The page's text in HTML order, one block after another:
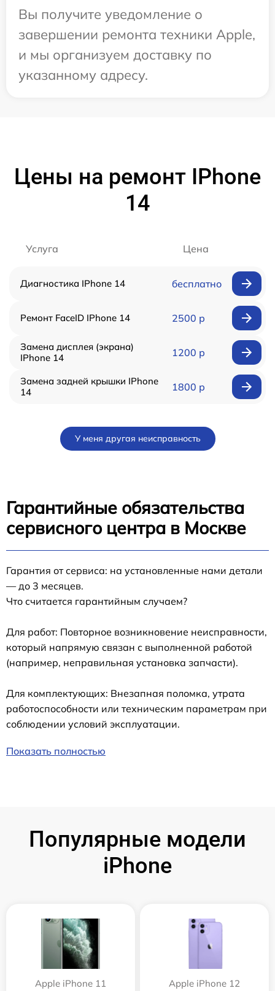
Вы получите уведомление о
завершении ремонта техники Apple,
и мы организуем доставку по
указанному адресу.
Цены на ремонт IPhone
14
Услуга Цена
Диагностика IPhone 14 бесплатно
Ремонт FaceID IPhone 14 2500 р
Замена дисплея (экрана)
IPhone 14
1200 р
Замена задней крышки IPhone
14
1800 р
У меня другая неисправность
Гарантийные обязательства
сервисного центра в Москве
Гарантия от сервиса: на установленные нами детали
— до 3 месяцев.
Что считается гарантийным случаем?
Для работ: Повторное возникновение неисправности,
который напрямую связан с выполненной работой
(например, неправильная установка запчасти).
Для комплектующих: Внезапная поломка, утрата
работоспособности или техническим параметрам при
соблюдении условий эксплуатации.
Показать полностью
Популярные модели
iPhone
Apple iPhone 11 Apple iPhone 12